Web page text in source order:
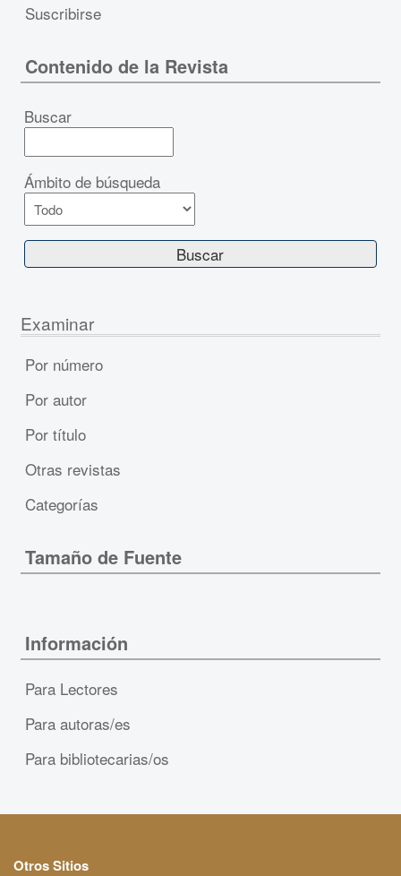
Suscribirse
Contenido de la Revista
Buscar
Ámbito de búsqueda
Examinar
Por número
Por autor
Por título
Otras revistas
Categorías
Tamaño de Fuente
Información
Para Lectores
Para autoras/es
Para bibliotecarias/os
Otros Sitios